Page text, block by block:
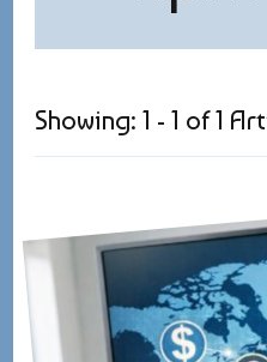
Showing: 1 - 1 of 1